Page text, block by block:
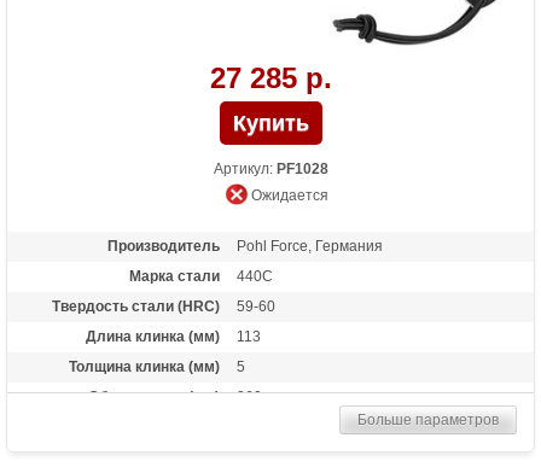
27 285 р.
Артикул: PF1028
Ожидается
Производитель
Pohl Force, Германия
Марка стали
440C
Твердость стали (HRC)
59-60
Длина клинка (мм)
113
Толщина клинка (мм)
5
Общая длина (мм)
260
Вес (гр)
280
Больше параметров